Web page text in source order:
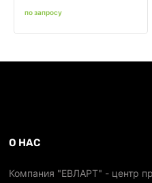
по запросу
О НАС
Компания "ЕВЛАРТ" - центр